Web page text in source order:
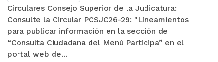
Circulares Consejo Superior de la Judicatura:
Consulte la Circular PCSJC26-29: "Lineamientos
para publicar información en la sección de
“Consulta Ciudadana del Menú Participa” en el
portal web de...